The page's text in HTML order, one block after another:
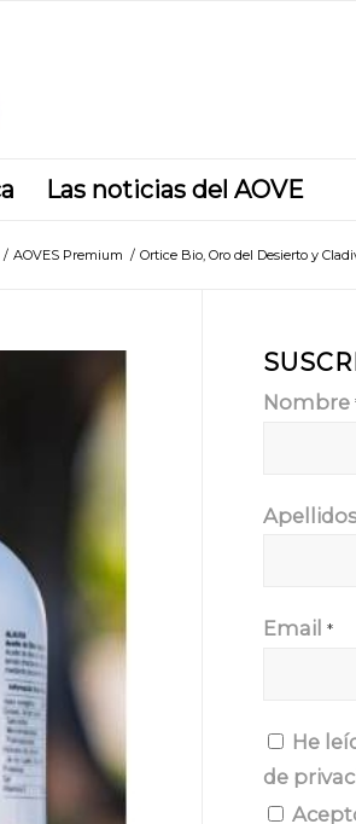
Las noticias del AOVE
/ AOVES Premium / Ortice Bio, Oro del Desierto y
Nombre
Email*
He
de